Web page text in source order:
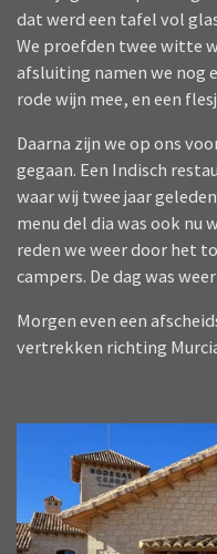
dat werd een tafel vol
We proefden twee witte
afsluiting namen we nog
rode wijn mee, en een
Daarna zijn we op ons
gegaan. Een Indisch
waar wij twee jaar
menu del dia was ook nu
reden we weer door het
campers. De dag was
Morgen even een
vertrekken richting